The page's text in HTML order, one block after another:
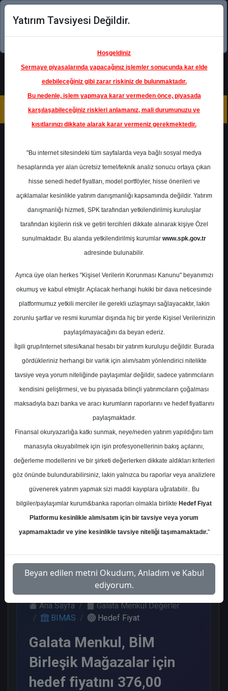
Şimdi uygulamayı indirin!
BIMAS- BİM BİRLEŞİK
MAĞAZALAR A.Ş.
Hedef Fiyat 206.00 ₺
Getiri
%-46.77
2 0
En Yüksek Tahmin
Ortalama Fiyat Tahmini 495,37 ₺
Ortalama Getiri Potansiyeli %28.00
Kurum Sayısı
20
14
Paralel
Get.
1
Üstü Get.
4
Yok
1
Perşembe, 09 Kasım 2023
Ana Sayfa
Galata Menkul Değerler
BIMAS
Hedef Fiyat
Galata Menkul, BİM
Birleşik Mağazalar için
hedef fiyatını 376,00
Yatırım Tavsiyesi Değildir.
Hoşgeldiniz
Sermaye piyasalarında yapacağınız işlemler sonucunda kar elde
edebileceğiniz gibi zarar riskiniz de bulunmaktadır.
Bu nedenle, işlem yapmaya karar vermeden önce, piyasada
karşılaşabileceğiniz riskleri anlamanız, mali durumunuzu ve
kısıtlarınızı dikkate alarak karar vermeniz gerekmektedir.
"Bu internet sitesindeki tüm sayfalarda veya bağlı sosyal medya
hesaplarında yer alan ücretsiz temel/teknik analiz sonucu ortaya çıkan
hisse senedi hedef fiyatları, model portföyler, hisse önerileri ve
açıklamalar kesinlikle yatırım danışmanlığı kapsamında değildir. Yatırım
danışmanlığı hizmeti, SPK tarafından yetkilendirilmiş kuruluşlar
tarafından kişilerin risk ve getiri tercihleri dikkate alınarak kişiye Özel
sunulmaktadır. Bu alanda yetkilendirilmiş kurumlar www.spk.gov.tr
adresinde bulunabilir.
Ayrıca üye olan herkes "Kişisel Verilerin Korunması Kanunu" beyanımızı
okumuş ve kabul etmiştir. Açılacak herhangi hukiki bir dava neticesinde
platformumuz yetkili merciler ile gerekli uzlaşmayı sağlayacaktır, lakin
zorunlu şartlar ve resmi kurumlar dışında hiç bir yerde Kişisel Verilerinizin
paylaşılmayacağını da beyan ederiz.
İlgili grup/internet sitesi/kanal hesabı bir yatırım kuruluşu değildir. Burada
gördükleriniz herhangi bir varlık için alım/satım yönlendirici nitelikte
tavsiye veya yorum niteliğinde paylaşımlar değildir, sadece yatırımcıların
kendisini geliştirmesi, ve bu piyasada bilinçli yatırımcıların çoğalması
maksadıyla bazı banka ve aracı kurumların raporlarını ve hedef fiyatlarını
paylaşmaktadır.
Finansal okuryazarlığa katkı sunmak, neye/neden yatırım yapıldığını tam
manasıyla okuyabilmek için işin profesyonellerinin bakış açılarını,
değerleme modellerini ve bir şirketi değerlerken dikkate aldıkları kriterleri
göz önünde bulundurabilirsiniz, lakin yalnızca bu raporlar veya analizlere
güvenerek yatırım yapmak sizi maddi kayıplara uğratabilir.. Bu
bilgiler/paylaşımlar kurum&banka raporları olmakla birlikte Hedef Fiyat
Platformu kesinlikle alım/satım için bir tavsiye veya yorum
yapmamaktadır ve yine kesinlikle tavsiye niteliği taşımamaktadır."
Beyan edilen metni Okudum, Anladım ve Kabul
ediyorum.